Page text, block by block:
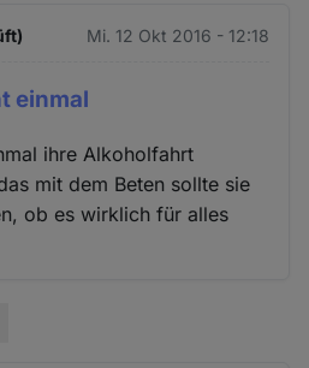
Mi. 12 Okt 2016 - 12:18
einmal
ihre Alkoholfahrt
mit dem Beten sollte sie
ob es wirklich für alles